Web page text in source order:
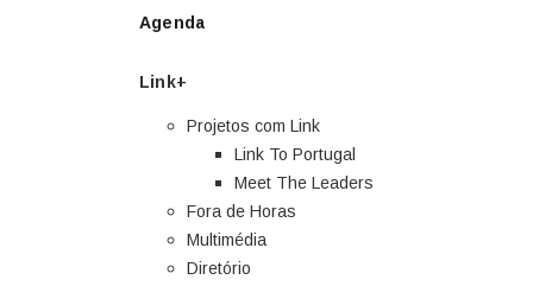
Agenda
Link+
Projetos com Link
Link To Portugal
Meet The Leaders
Fora de Horas
Multimédia
Diretório